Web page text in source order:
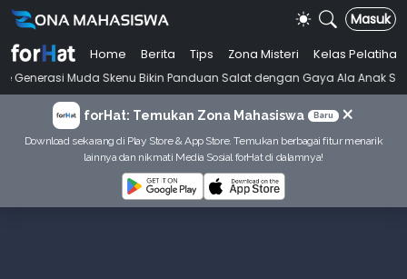
Masuk
Home Berita Tips Zona Misteri
Kelas Pelatihan
Skenu Bikin Panduan Salat dengan Gaya Ala Anak Skena •
forHat: Temukan Zona Mahasiswa Baru ×
Download sekarang di Play Store & App Store. Temukan berbagai fitur menarik
lainnya dan nikmati Media Sosial forHat di dalamnya!